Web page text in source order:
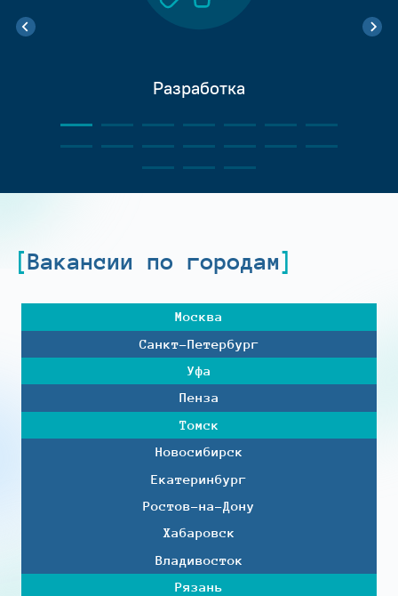
Разработка
Вакансии по городам
Москва
Санкт-Петербург
Уфа
Пенза
Томск
Новосибирск
Екатеринбург
Ростов-на-Дону
Хабаровск
Владивосток
Рязань